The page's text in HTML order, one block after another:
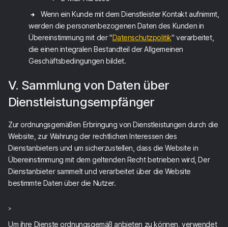
Wenn ein Kunde mit dem Dienstleister Kontakt aufnimmt,
werden die personenbezogenen Daten des Kunden in
Übereinstimmung mit der "Datenschutzpolitik" verarbeitet,
die einen integralen Bestandteil der Allgemeinen
Geschäftsbedingungen bildet.
V. Sammlung von Daten über
Dienstleistungsempfänger
Zur ordnungsgemäßen Erbringung von Dienstleistungen durch die
Website, zur Wahrung der rechtlichen Interessen des
Dienstanbieters und um sicherzustellen, dass die Website in
Übereinstimmung mit dem geltenden Recht betrieben wird, Der
Dienstanbieter sammelt und verarbeitet über die Website
bestimmte Daten über die Nutzer.
>
Um ihre Dienste ordnungsgemäß anbieten zu können, verwendet